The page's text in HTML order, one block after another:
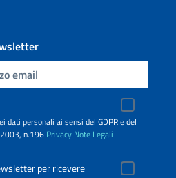
dati personali ai sensi del GDPR e del
n.196 Privacy Note Legali
per ricevere